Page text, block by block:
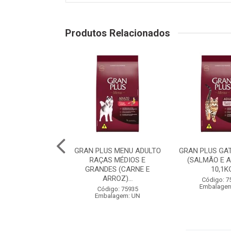
Produtos Relacionados
GRAN PLUS MENU ADULTO
RAÇAS MÉDIOS E
GRANDES (CARNE E
ARROZ)...
Código: 75935
Embalagem: UN
GRAN PLUS
(SALMÃO E
Código: